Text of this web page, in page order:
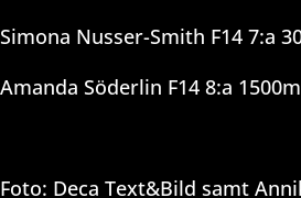
Simona Nusser-Smith F14 7:a
Amanda Söderlin F14 8:a
Foto: Deca Text&Bild samt